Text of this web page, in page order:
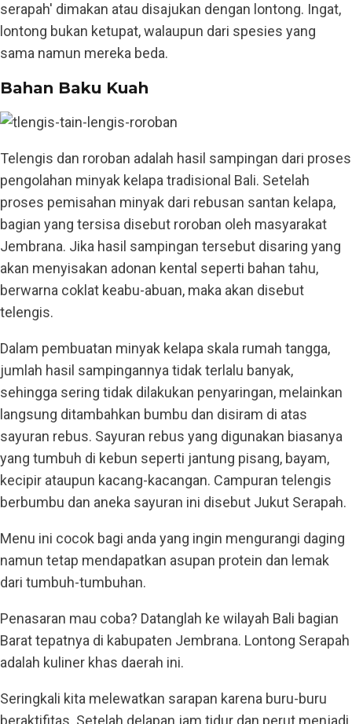
serapah' dimakan atau disajukan dengan lontong. Ingat,
lontong bukan ketupat, walaupun dari spesies yang
sama namun mereka beda.
Bahan Baku Kuah
Telengis dan roroban adalah hasil sampingan dari proses
pengolahan minyak kelapa tradisional Bali. Setelah
proses pemisahan minyak dari rebusan santan kelapa,
bagian yang tersisa disebut roroban oleh masyarakat
Jembrana. Jika hasil sampingan tersebut disaring yang
akan menyisakan adonan kental seperti bahan tahu,
berwarna coklat keabu-abuan, maka akan disebut
telengis.
Dalam pembuatan minyak kelapa skala rumah tangga,
jumlah hasil sampingannya tidak terlalu banyak,
sehingga sering tidak dilakukan penyaringan, melainkan
langsung ditambahkan bumbu dan disiram di atas
sayuran rebus. Sayuran rebus yang digunakan biasanya
yang tumbuh di kebun seperti jantung pisang, bayam,
kecipir ataupun kacang-kacangan. Campuran telengis
berbumbu dan aneka sayuran ini disebut Jukut Serapah.
Menu ini cocok bagi anda yang ingin mengurangi daging
namun tetap mendapatkan asupan protein dan lemak
dari tumbuh-tumbuhan.
Penasaran mau coba? Datanglah ke wilayah Bali bagian
Barat tepatnya di kabupaten Jembrana. Lontong Serapah
adalah kuliner khas daerah ini.
Seringkali kita melewatkan sarapan karena buru-buru
beraktifitas. Setelah delapan jam tidur dan perut menjadi